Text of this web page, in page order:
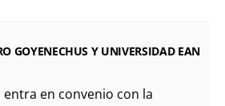
GOYENECHUS Y UNIVERSIDAD EAN
en convenio con la